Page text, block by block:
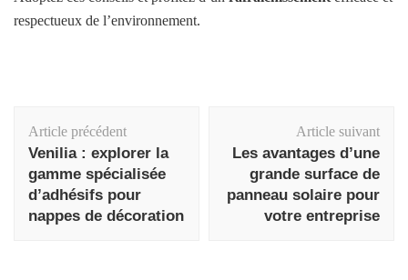
respectueux de l’environnement.
d'article
Article précédent
Venilia : explorer la
gamme spécialisée
d’adhésifs pour
nappes de décoration
Article suivant
Les avantages d’une
grande surface de
panneau solaire pour
votre entreprise